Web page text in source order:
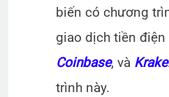
biến có chương
giao dịch tiền
Coinbase, và
trình này.